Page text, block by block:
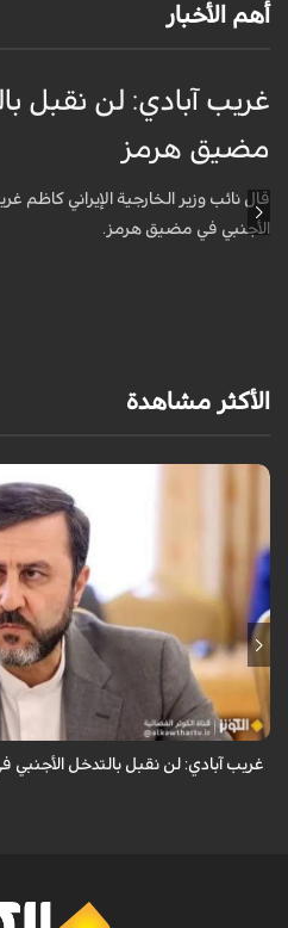
أهم الأخبار
غريب آبادي: لن نقبل
مضيق هرمز
قال نائب وزير الخارجية الإيراني كاظم
الأجنبي في مضيق هرمز.
الأكثر مشاهدة
قال نائب وزير الخارجية الإيراني كاظم غريب
الأجنبي في مضيق هرمز.
غريب آبادي: لن نقبل بالتدخل